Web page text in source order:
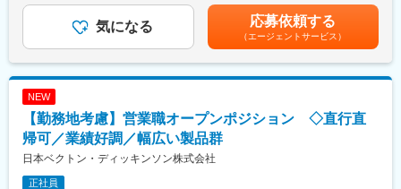
治療部位や手順に合わせて多様な製品を展開する中で、患者さん
には治療効果とQOLの向上を、ドクターには手技において最大限
ます。中でもMRは製品情報提供のみならず、販売した医療機器が
やりがいを感じられます。
整形外科向けの人工骨等を研究開発・製造する当社にて、脊椎領
域（椎弓形成術に用いられる固定材）の営業活動、マーケティン
グ業務のサポートをお任せいたします。
平均週3件ほど、立会い時間は1件あたり、２～3.5時間程度です。
医師から製品の開発提案を頂いた場合は、自社の開発部門と連
携・ディスカッションをするケースもあります。他部門の営業に
収額に含まず）：年2回。半期ごとに予算の達成に応じて支給。
（0～100万円/半期）賃金はあくまでも目安の金額であり、選考を
通じて上下する可能性があります。月給(月額)は固定手当を含めた
表記です。
気になる 応募依頼する
（エージェントサービス）
NEW
【勤務地考慮】営業職オープンポジション ◇直行直
帰可／業績好調／幅広い製品群
日本ベクトン・ディッキンソン株式会社
正社員